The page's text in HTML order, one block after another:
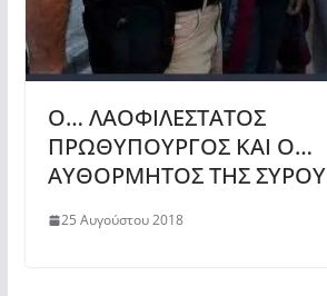
Ο… ΛΑΟΦΙΛΕΣΤΑΤΟΣ
ΠΡΩΘΥΠΟΥΡΓΟΣ ΚΑΙ Ο…
ΑΥΘΟΡΜΗΤΟΣ ΤΗΣ ΣΥΡΟΥ
25 Αυγούστου 2018